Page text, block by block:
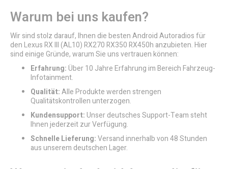
Warum bei uns kaufen?
Wir sind stolz darauf, Ihnen die besten Android Autoradios für
den Lexus RX III (AL10) RX270 RX350 RX450h anzubieten. Hier
sind einige Gründe, warum Sie uns vertrauen können:
Erfahrung:Über 10 Jahre Erfahrung im Bereich Fahrzeug-
Infotainment.
Qualität:Alle Produkte werden strengen
Qualitätskontrollen unterzogen.
Kundensupport:Unser deutsches Support-Team steht
Ihnen jederzeit zur Verfügung.
Schnelle Lieferung:Versand innerhalb von 48 Stunden
aus unserem deutschen Lager.